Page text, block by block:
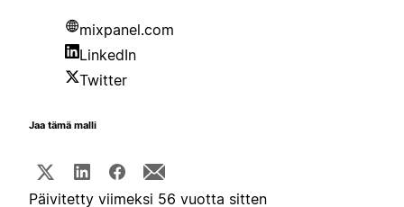
mixpanel.com
LinkedIn
Twitter
Jaa tämä malli
Päivitetty viimeksi 56 vuotta sitten